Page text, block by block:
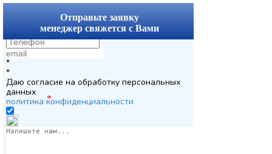
Отправьте заявку
менеджер свяжется с Вами
*
*
*
Даю согласие на обработку персональных
данных
политика конфиденциальности